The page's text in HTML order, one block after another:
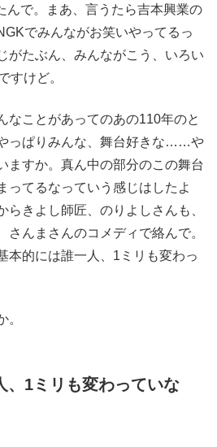
んで。まあ、言うたら吉本興業の
でみんながお笑いやってるっ
がたぶん、みんながこう、いろい
すけど。
なことがあってのあの110年のと
っぱりみんな、舞台好きな……や
ますか。真ん中の部分のこの舞台
ってるなっていう感じはしたよ
らきよし師匠、のりよしさんも、
さんまさんのコメディで絡んで。
的には誰一人、1ミリも変わっ
。
、1ミリも変わっていな